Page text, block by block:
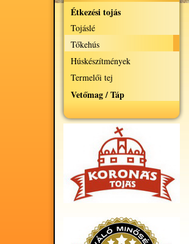
Étkezési tojás
Tojáslé
Tőkehús
Húskészítmények
Termelői tej
Vetőmag / Táp